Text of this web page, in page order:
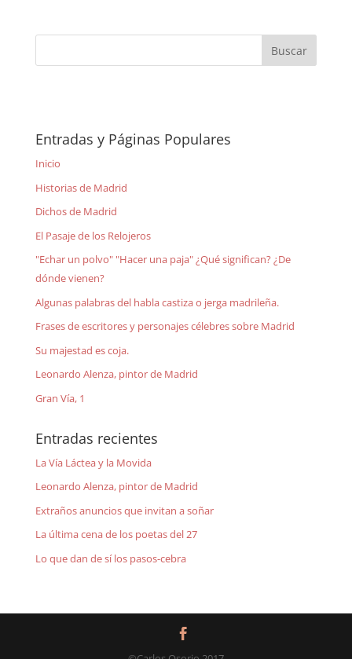
Entradas y Páginas Populares
Inicio
Historias de Madrid
Dichos de Madrid
El Pasaje de los Relojeros
"Echar un polvo" "Hacer una paja" ¿Qué significan? ¿De
dónde vienen?
Algunas palabras del habla castiza o jerga madrileña.
Frases de escritores y personajes célebres sobre Madrid
Su majestad es coja.
Leonardo Alenza, pintor de Madrid
Gran Vía, 1
Entradas recientes
La Vía Láctea y la Movida
Leonardo Alenza, pintor de Madrid
Extraños anuncios que invitan a soñar
La última cena de los poetas del 27
Lo que dan de sí los pasos-cebra